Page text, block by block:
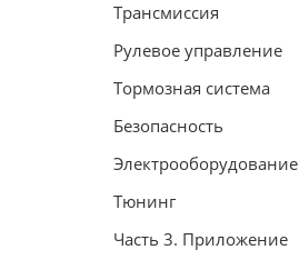
Трансмиссия
Рулевое управление
Тормозная система
Безопасность
Электрооборудование
Тюнинг
Часть 3. Приложение